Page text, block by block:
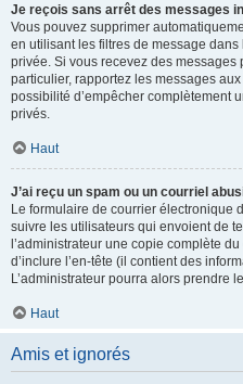
Je reçois sans arrêt des messages
Vous pouvez supprimer
en utilisant les filtres de message
privée. Si vous recevez des messages
particulier, rapportez les messages
possibilité d’empêcher complètement
privés.
Haut
J’ai reçu un spam ou un courriel
Le formulaire de courrier électronique
suivre les utilisateurs qui envoient de
l’administrateur une copie complète
d’inclure l’en-tête (il contient des
L’administrateur pourra alors prendre
Haut
Amis et ignorés